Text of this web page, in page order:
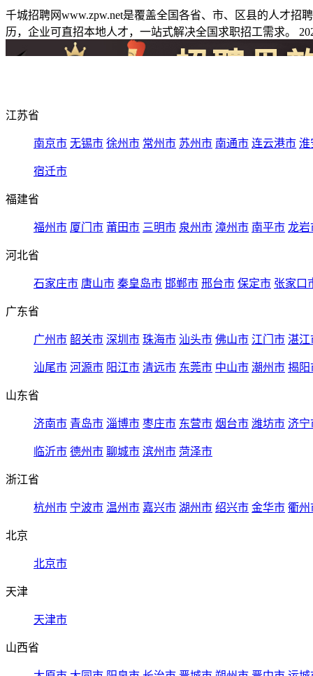
千城招聘网www.zpw.net是覆盖全国各省、市、区县的人才
历，企业可直招本地人才，一站式解决全国求职招工需求。
江苏省
南京市 无锡市 徐州市 常州市 苏州市 南通市 连云港市 淮
宿迁市
福建省
福州市 厦门市 莆田市 三明市 泉州市 漳州市 南平市 龙岩
河北省
石家庄市 唐山市 秦皇岛市 邯郸市 邢台市 保定市 张家口
广东省
广州市 韶关市 深圳市 珠海市 汕头市 佛山市 江门市 湛江
汕尾市 河源市 阳江市 清远市 东莞市 中山市 潮州市 揭阳
山东省
济南市 青岛市 淄博市 枣庄市 东营市 烟台市 潍坊市 济宁
临沂市 德州市 聊城市 滨州市 菏泽市
浙江省
杭州市 宁波市 温州市 嘉兴市 湖州市 绍兴市 金华市 衢州
北京
北京市
天津
天津市
山西省